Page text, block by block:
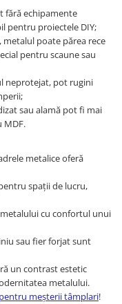
fără echipamente
pentru proiectele DIY;
poate părea rece
pentru scaune sau
neprotejat, pot rugini
sau alamă pot fi mai
MDF.
metalice oferă
spații de lucru,
cu confortul unui
sau fier forjat sunt
un contrast estetic
metalului.
meșterii tâmplari!